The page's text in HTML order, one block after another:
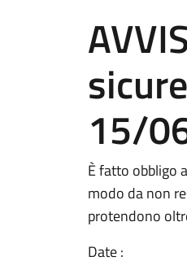
15/
È fatto obbligo
modo da non
protendono
Date :